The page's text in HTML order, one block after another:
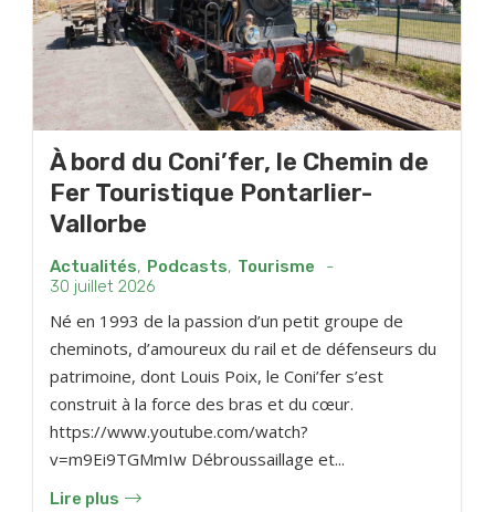
À bord du Coni’fer, le Chemin de
Fer Touristique Pontarlier-
Vallorbe
Actualités, Podcasts, Tourisme
-
30 juillet 2026
Né en 1993 de la passion d’un petit groupe de
cheminots, d’amoureux du rail et de défenseurs du
patrimoine, dont Louis Poix, le Coni’fer s’est
construit à la force des bras et du cœur.
https://www.youtube.com/watch?
v=m9Ei9TGMmIw Débroussaillage et...
Lire plus